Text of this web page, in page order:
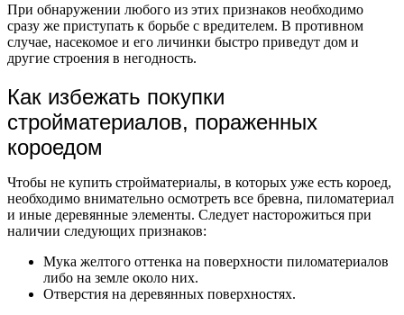
При обнаружении любого из этих признаков необходимо
сразу же приступать к борьбе с вредителем. В противном
случае, насекомое и его личинки быстро приведут дом и
другие строения в негодность.
Как избежать покупки
стройматериалов, пораженных
короедом
Чтобы не купить стройматериалы, в которых уже есть короед,
необходимо внимательно осмотреть все бревна, пиломатериал
и иные деревянные элементы. Следует насторожиться при
наличии следующих признаков:
Мука желтого оттенка на поверхности пиломатериалов
либо на земле около них.
Отверстия на деревянных поверхностях.